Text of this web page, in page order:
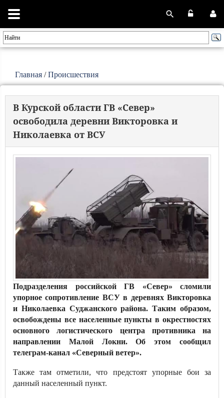
Главная /Происшествия
В Курской области ГВ «Север»
освободила деревни Викторовка и
Николаевка от ВСУ
Подразделения российской ГВ «Север» сломили
упорное сопротивление ВСУ в деревнях Викторовка
и Николаевка Суджанского района. Таким образом,
освобождены все населенные пункты в окрестностях
основного логистического центра противника на
направлении Малой Локни. Об этом сообщил
телеграм-канал «Северный ветер».
Также там отметили, что предстоят упорные бои за
данный населенный пункт.